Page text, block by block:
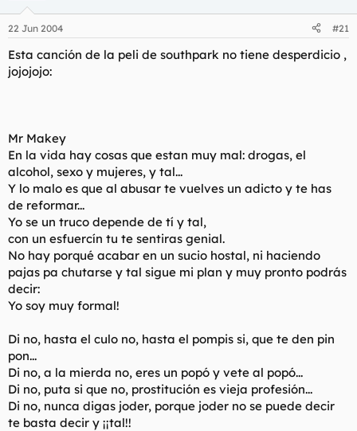
22 Jun 2004 #21
Esta canción de la peli de southpark no tiene desperdicio ,
jojojojo:
Mr Makey
En la vida hay cosas que estan muy mal: drogas, el
alcohol, sexo y mujeres, y tal...
Y lo malo es que al abusar te vuelves un adicto y te has
de reformar...
Yo se un truco depende de tí y tal,
con un esfuercín tu te sentiras genial.
No hay porqué acabar en un sucio hostal, ni haciendo
pajas pa chutarse y tal sigue mi plan y muy pronto podrás
decir:
Yo soy muy formal!
Di no, hasta el culo no, hasta el pompis si, que te den pin
pon...
Di no, a la mierda no, eres un popó y vete al popó...
Di no, puta si que no, prostitución es vieja profesión...
Di no, nunca digas joder, porque joder no se puede decir
te basta decir y ¡¡tal!!